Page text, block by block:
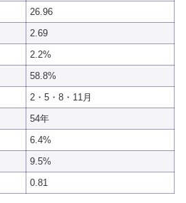
26.96
2.69
2.2%
58.8%
2・5・8・11月
54年
6.4%
9.5%
0.81